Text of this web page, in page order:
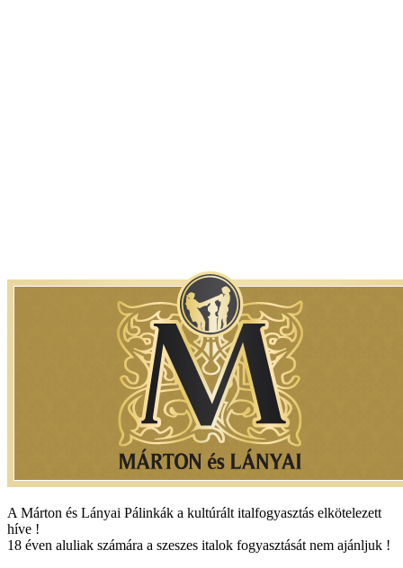
A Márton és Lányai Pálinkák a kultúrált italfogyasztás elkötelezett
híve !
18 éven aluliak számára a szeszes italok fogyasztását nem ajánljuk !